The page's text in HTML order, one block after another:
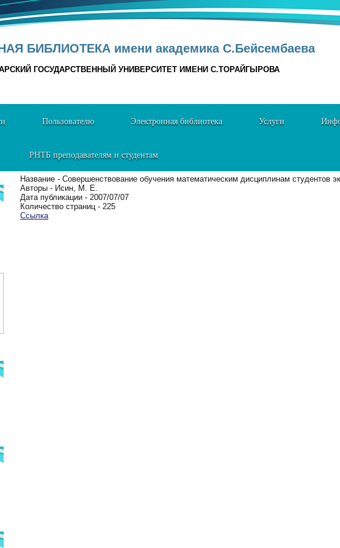
БИБЛИОТЕКА имени академика С.Бейсембаева
ГОСУДАРСТВЕННЫЙ УНИВЕРСИТЕТ ИМЕНИ С.ТОРАЙГЫРОВА
Пользователю Электронная библиотека Услуги
РНТБ преподавателям и студентам
Название - Совершенствование обучения математическим дисциплинам студентов
Авторы - Исин, М. Е.
Дата публикации - 2007/07/07
Количество страниц - 225
Ссылка